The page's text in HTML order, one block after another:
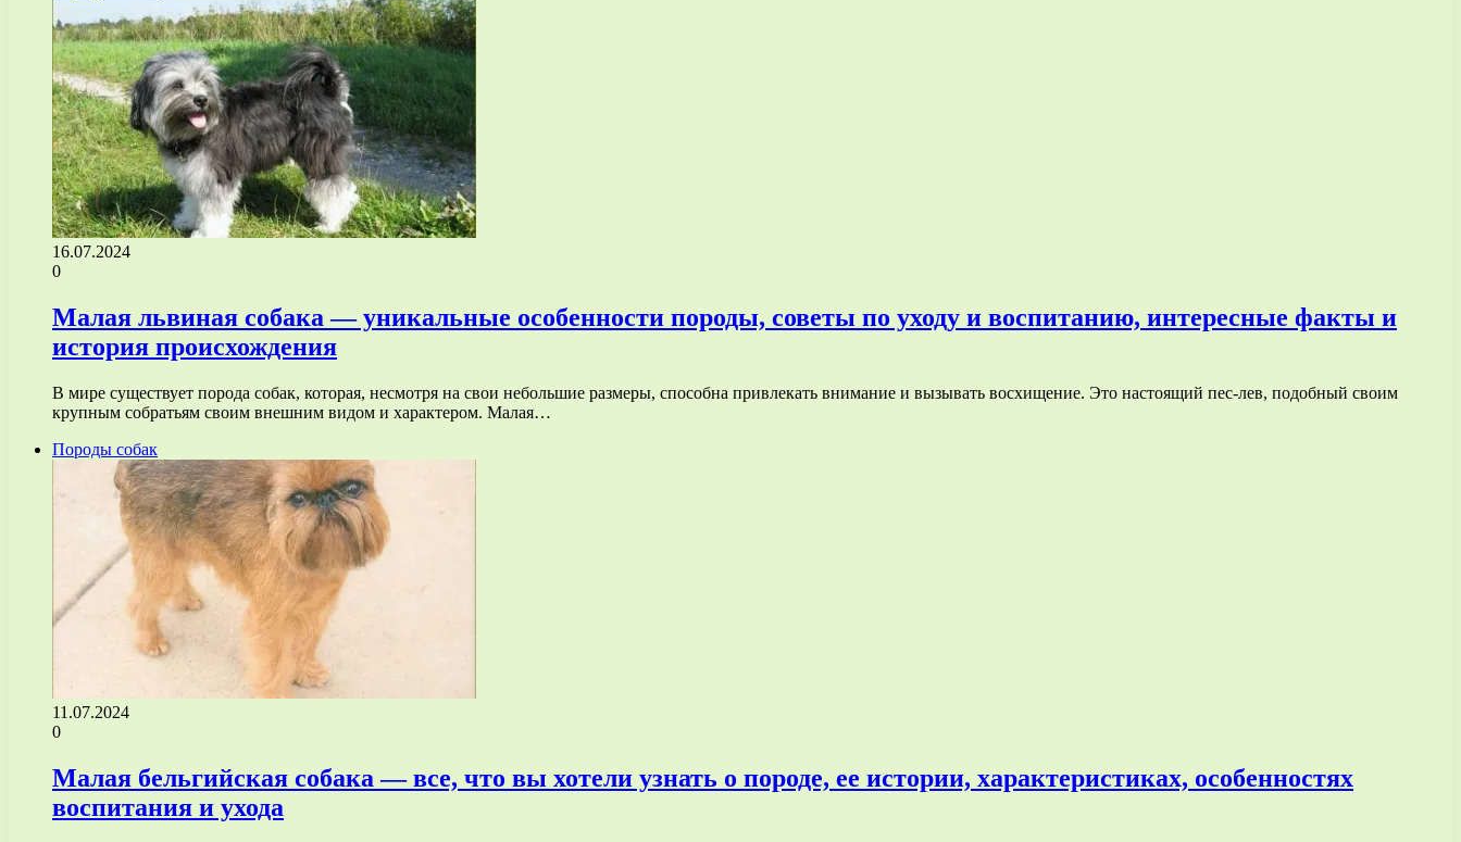
16.07.2024
0
Малая львиная собака — уникальные особенности породы, советы по уходу и воспитанию, интересные факты и
история происхождения
В мире существует порода собак, которая, несмотря на свои небольшие размеры, способна привлекать внимание и вызывать восхищение. Это настоящий пес-лев, подобный своим
крупным собратьям своим внешним видом и характером. Малая…
Породы собак
11.07.2024
0
Малая бельгийская собака — все, что вы хотели узнать о породе, ее истории, характеристиках, особенностях
воспитания и ухода